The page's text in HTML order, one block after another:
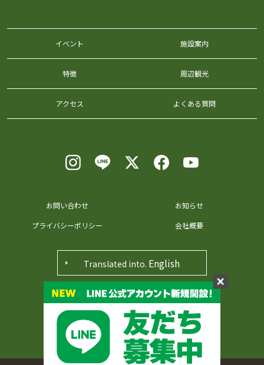
イベント 施設案内
特徴 周辺観光
アクセス よくある質問
〒371-0048 群馬県前橋市田口町36番地
お問い合わせ
お知らせ
プライバシーポリシー
会社概要
Translated into. English